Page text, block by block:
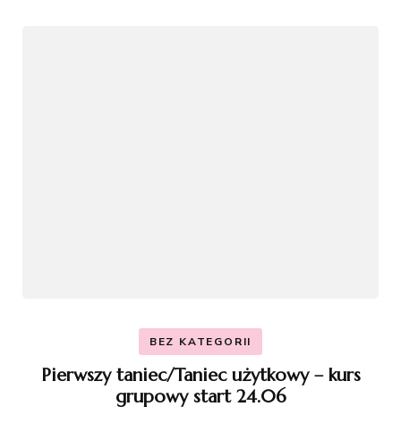
BEZ KATEGORII
Pierwszy taniec/Taniec użytkowy – kurs
grupowy start 24.06